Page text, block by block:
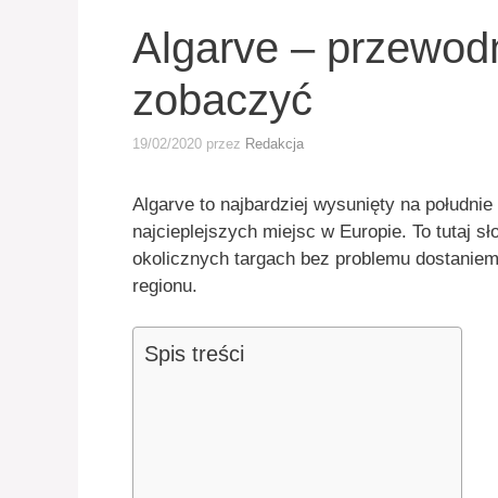
Algarve –
zobaczyć
19/02/2020 przez Redakcja
Algarve to najbardziej wysunięty na
najcieplejszych miejsc w Europie. To tutaj
okolicznych targach bez problemu
regionu.
Spis treści